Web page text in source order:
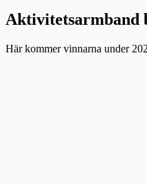
Aktivitetsarmband
Här kommer vinnarna under